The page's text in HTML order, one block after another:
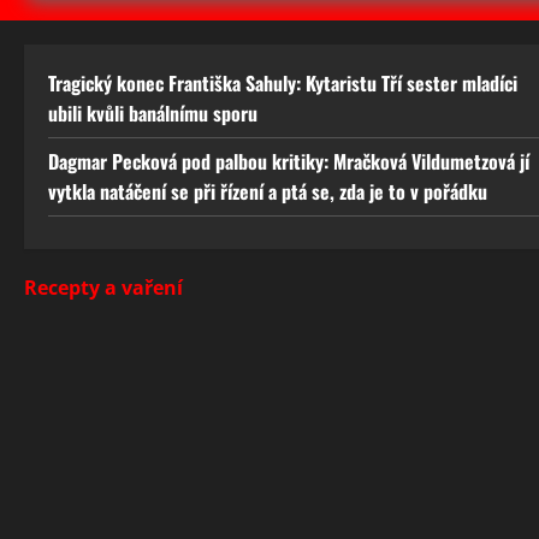
Tragický konec Františka Sahuly: Kytaristu Tří sester mladíci
ubili kvůli banálnímu sporu
Dagmar Pecková pod palbou kritiky: Mračková Vildumetzová jí
vytkla natáčení se při řízení a ptá se, zda je to v pořádku
Recepty a vaření